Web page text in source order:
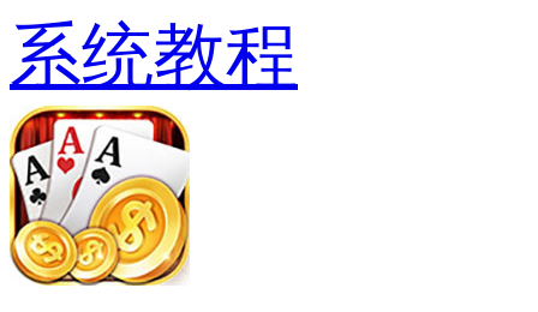
系统教程